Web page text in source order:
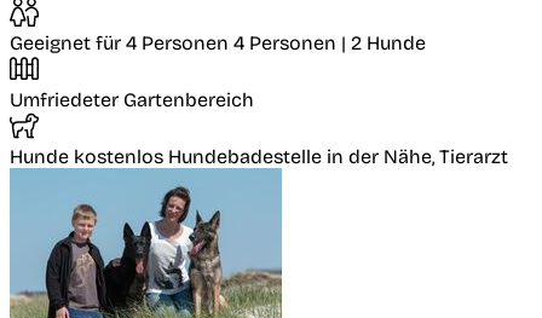
Geeignet für 4 Personen 4 Personen | 2 Hunde
Umfriedeter Gartenbereich
Hunde kostenlos Hundebadestelle in der Nähe, Tierarzt